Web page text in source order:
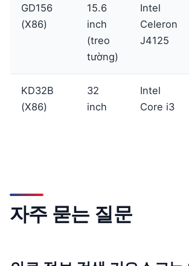
GD156
(X86)
15.6
inch
(treo
tường)
Intel
Celeron
J4125
KD32B
(X86)
32
inch
Intel
Core i3
자주 묻는 질문